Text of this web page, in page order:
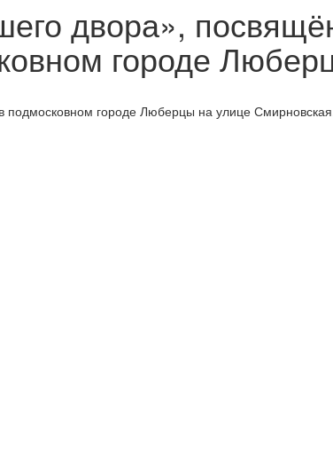
двора»,
городе
подмосковном городе Люберцы на улице